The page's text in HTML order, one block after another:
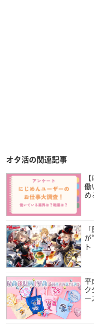
オタ活の関連記事
働
め
が
平
ク
ー